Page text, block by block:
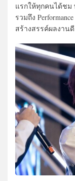
แรกให้ทุกคนได้ชม
รวมถึง
สร้างสรรค์ผลงาน